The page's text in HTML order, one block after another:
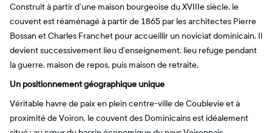
Construit à partir d’une maison bourgeoise du XVIIIe siècle, le
couvent est réaménagé à partir de 1865 par les architectes Pierre
Bossan et Charles Franchet pour accueillir un noviciat dominicain. Il
devient successivement lieu d’enseignement, lieu refuge pendant
la guerre, maison de repos, puis maison de retraite.
Un positionnement géographique unique
Véritable havre de paix en plein centre-ville de Coublevie et à
proximité de Voiron, le couvent des Dominicains est idéalement